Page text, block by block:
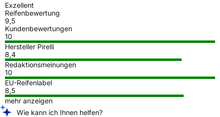
Exzellent
Reifenbewertung
9,5
Kundenbewertungen
10
Hersteller Pirelli
8,4
Redaktionsmeinungen
10
EU-Reifenlabel
8,5
mehr anzeigen
Wie kann ich Ihnen helfen?